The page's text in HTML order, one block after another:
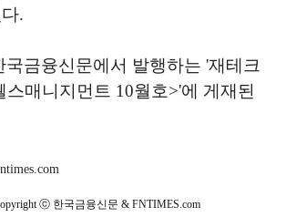
.
금융신문에서 발행하는 '재테크
스매니지먼트 10월호>'에 게재된
ⓒ 한국금융신문 & FNTIMES.com